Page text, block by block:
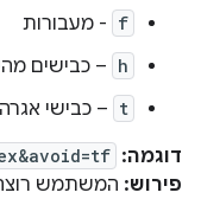
f - מעבורות
h – כבישים
t – כבישי אגרה
דוגמה:
פירוש: